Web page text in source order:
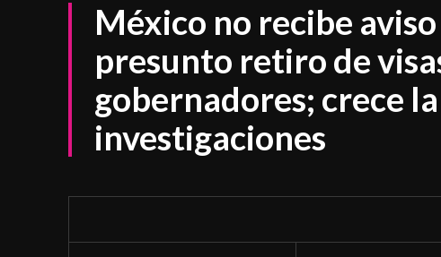
México no recibe
presunto retiro de
gobernadores; crece
investigaciones